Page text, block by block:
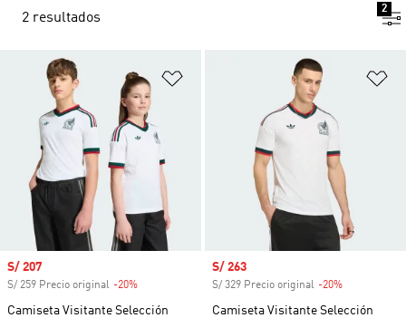
2 resultados
2
Añadir a la lista de deseos
Precio de venta
S/ 207
S/ 259 Precio original -20%
Camiseta Visitante Selección
Precio de venta
S/ 263
S/ 329 Precio original -20%
Camiseta Visitante Selección